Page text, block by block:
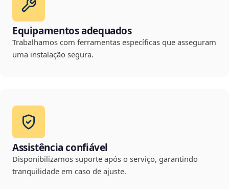
Equipamentos adequados
Trabalhamos com ferramentas específicas que asseguram
uma instalação segura.
Assistência confiável
Disponibilizamos suporte após o serviço, garantindo
tranquilidade em caso de ajuste.